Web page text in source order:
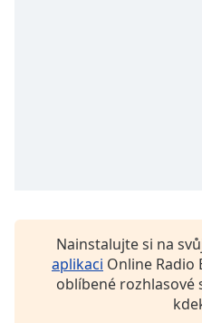
window.
Nainstalujte si na
aplikaci Online Radio
oblíbené rozhlasové